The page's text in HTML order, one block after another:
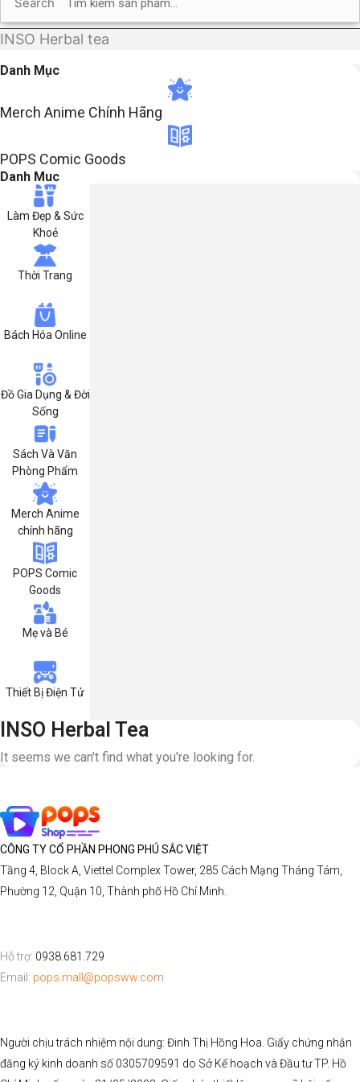
INSO Herbal tea
Danh Mục
Merch Anime Chính Hãng​
POPS Comic Goods
Danh Muc
Làm Đẹp & Sức
Khoẻ
Thời Trang
Bách Hóa Online
Đồ Gia Dụng & Đời
Sống
Sách Và Văn
Phòng Phẩm
Merch Anime
chính hãng
POPS Comic
Goods
Mẹ và Bé
Thiết Bị Điện Tử
INSO Herbal Tea
It seems we can't find what you're looking for.
CÔNG TY CỔ PHẦN PHONG PHÚ SẮC VIỆT
Tầng 4, Block A, Viettel Complex Tower, 285 Cách Mạng Tháng Tám,
Phường 12, Quận 10, Thành phố Hồ Chí Minh.
Hỗ trợ: 0938.681.729
Email: pops.mall@popsww.com
Người chịu trách nhiệm nội dung: Đinh Thị Hồng Hoa. Giấy chứng nhận
đăng ký kinh doanh số 0305709591 do Sở Kế hoạch và Đầu tư TP. Hồ